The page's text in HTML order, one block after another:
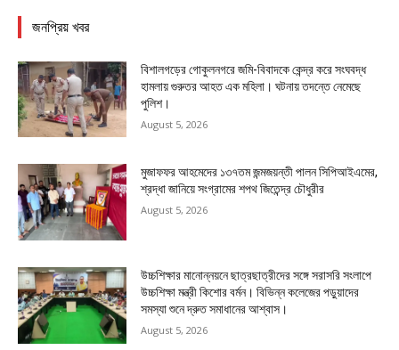
জনপ্রিয় খবর
বিশালগড়ের গোকুলনগরে জমি-বিবাদকে কেন্দ্র করে সংঘবদ্ধ
হামলায় গুরুতর আহত এক মহিলা। ঘটনায় তদন্তে নেমেছে
পুলিশ।
August 5, 2026
মুজাফফর আহমেদের ১৩৭তম জন্মজয়ন্তী পালন সিপিআইএমের,
শ্রদ্ধা জানিয়ে সংগ্রামের শপথ জিতেন্দ্র চৌধুরীর
August 5, 2026
উচ্চশিক্ষার মানোন্নয়নে ছাত্রছাত্রীদের সঙ্গে সরাসরি সংলাপে
উচ্চশিক্ষা মন্ত্রী কিশোর বর্মন। বিভিন্ন কলেজের পড়ুয়াদের
সমস্যা শুনে দ্রুত সমাধানের আশ্বাস।
August 5, 2026